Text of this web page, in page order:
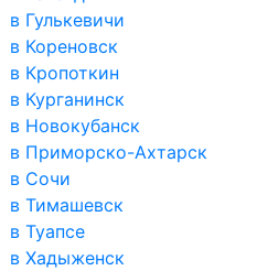
в Гулькевичи
в Кореновск
в Кропоткин
в Курганинск
в Новокубанск
в Приморско-Ахтарск
в Сочи
в Тимашевск
в Туапсе
в Хадыженск